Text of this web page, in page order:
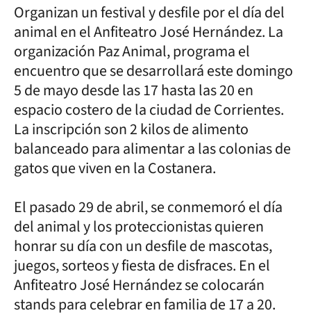
Organizan un festival y desfile por el día del
animal en el Anfiteatro José Hernández. La
organización Paz Animal, programa el
encuentro que se desarrollará este domingo
5 de mayo desde las 17 hasta las 20 en
espacio costero de la ciudad de Corrientes.
La inscripción son 2 kilos de alimento
balanceado para alimentar a las colonias de
gatos que viven en la Costanera.
El pasado 29 de abril, se conmemoró el día
del animal y los proteccionistas quieren
honrar su día con un desfile de mascotas,
juegos, sorteos y fiesta de disfraces. En el
Anfiteatro José Hernández se colocarán
stands para celebrar en familia de 17 a 20.